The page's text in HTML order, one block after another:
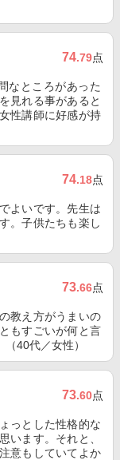
74.79点
なところがあった
見れる事があると
性講師に好感が持
74.18点
よいです。先生は
。子供たちも楽し
73.66点
教え方がうまいの
もすごいが何と言
40代／女性）
73.60点
っとした性格的な
います。それと、
意もしていてよか